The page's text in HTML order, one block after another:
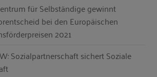
für Selbständige gewinnt
bei den Europäischen
2021
Sozialpartnerschaft sichert Soziale